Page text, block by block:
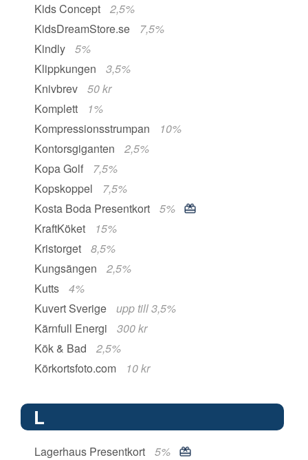
Kids Concept
2,5%
KidsDreamStore.se
7,5%
Kindly
5%
Klippkungen
3,5%
Knivbrev
50 kr
Komplett
1%
Kompressionsstrumpan
10%
Kontorsgiganten
2,5%
Kopa Golf
7,5%
Kopskoppel
7,5%
Kosta Boda Presentkort
5%
KraftKöket
15%
Kristorget
8,5%
Kungsängen
2,5%
Kutts
4%
Kuvert Sverige
upp till 3,5%
Kärnfull Energi
300 kr
Kök & Bad
2,5%
Körkortsfoto.com
10 kr
L
Lagerhaus Presentkort
5%